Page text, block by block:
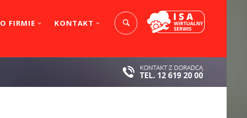
O FIRMIE KONTAKT